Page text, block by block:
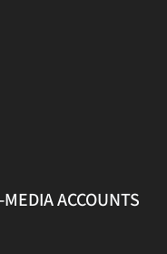
ACCOUNTS